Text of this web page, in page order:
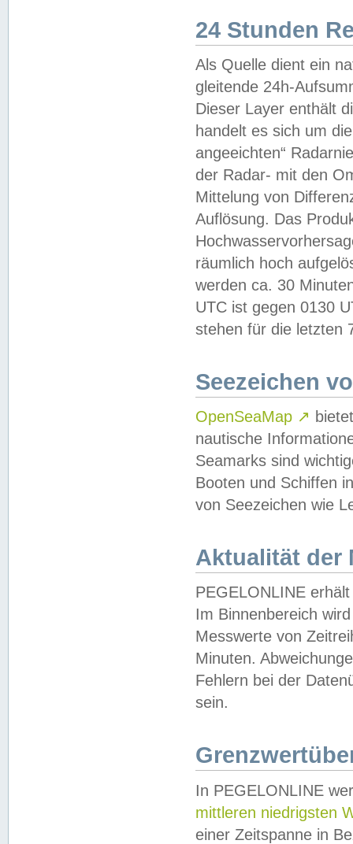
24 Stunden
Als Quelle dient ein
gleitende 24h-
Dieser Layer enthält
handelt es sich um
angeeichten“
der Radar- mit den
Mittelung von
Auflösung. Das
räumlich hoch
werden ca. 30
UTC ist gegen 0130
stehen für die letzten
Seezeichen
OpenSeaMap ↗
nautische
Seamarks sind
Booten und Schiffen
von Seezeichen wie
Aktualität der
PEGELONLINE
Im Binnenbereich
Messwerte von
Minuten.
Fehlern bei der
sein.
In PEGELONLINE
mittleren niedrigsten
einer Zeitspanne in